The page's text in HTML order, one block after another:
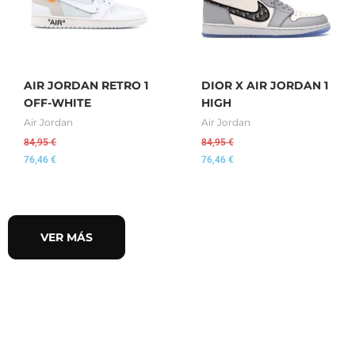
AIR JORDAN RETRO 1
OFF-WHITE
Air Jordan
84,95€
76,46 €
DIOR X AIR JORDAN 1
HIGH
Air Jordan
84,95€
76,46 €
VER MÁS